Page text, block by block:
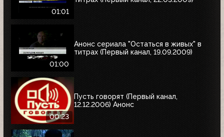
01:01
01:00
Анонс сериала "Остаться в живых" в
титрах (Первый канал, 19.09.2009)
00:23
Пусть говорят (Первый канал,
12.12.2006) Анонс